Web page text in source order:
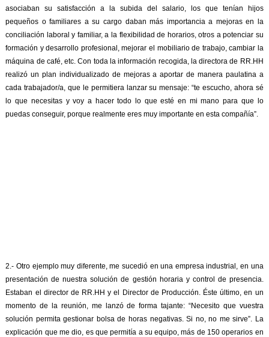
asociaban su satisfacción a la subida del salario, los que tenían hijos
pequeños o familiares a su cargo daban más importancia a mejoras en la
conciliación laboral y familiar, a la flexibilidad de horarios, otros a potenciar su
formación y desarrollo profesional, mejorar el mobiliario de trabajo, cambiar la
máquina de café, etc. Con toda la información recogida, la directora de RR.HH
realizó un plan individualizado de mejoras a aportar de manera paulatina a
cada trabajador/a, que le permitiera lanzar su mensaje: “te escucho, ahora sé
lo que necesitas y voy a hacer todo lo que esté en mi mano para que lo
puedas conseguir, porque realmente eres muy importante en esta compañía”.
2.- Otro ejemplo muy diferente, me sucedió en una empresa industrial, en una
presentación de nuestra solución de gestión horaria y control de presencia.
Estaban el director de RR.HH y el Director de Producción. Éste último, en un
momento de la reunión, me lanzó de forma tajante: “Necesito que vuestra
solución permita gestionar bolsa de horas negativas. Si no, no me sirve”. La
explicación que me dio, es que permitía a su equipo, más de 150 operarios en